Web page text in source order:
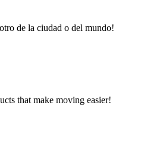
de la ciudad o del mundo!
that make moving easier!